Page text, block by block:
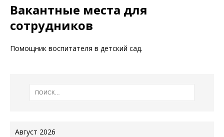
Вакантные места для
сотрудников
Помощник воспитателя в детский сад.
Август 2026